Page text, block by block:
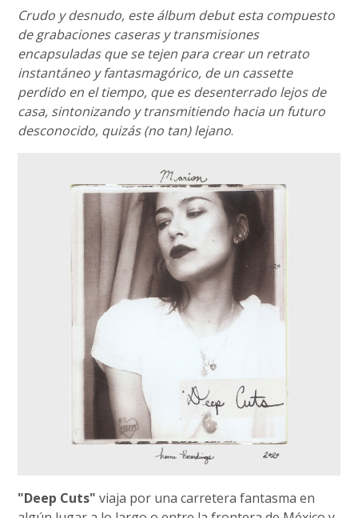
Crudo y desnudo, este álbum debut esta compuesto
de grabaciones caseras y transmisiones
encapsuladas que se tejen para crear un retrato
instantáneo y fantasmagórico, de un cassette
perdido en el tiempo, que es desenterrado lejos de
casa, sintonizando y transmitiendo hacia un futuro
desconocido, quizás (no tan) lejano.
"Deep Cuts" viaja por una carretera fantasma en